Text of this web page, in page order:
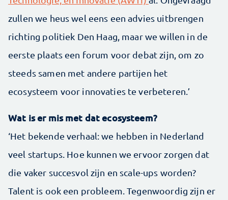
zullen we heus wel eens een advies uitbrengen
richting politiek Den Haag, maar we willen in de
eerste plaats een forum voor debat zijn, om zo
steeds samen met andere partijen het
ecosysteem voor innovaties te verbeteren.’
Wat is er mis met dat ecosysteem?
‘Het bekende verhaal: we hebben in Nederland
veel start­ups. Hoe kunnen we ervoor zorgen dat
die vaker succesvol zijn en scale-ups worden?
Talent is ook een probleem. Tegenwoordig zijn er